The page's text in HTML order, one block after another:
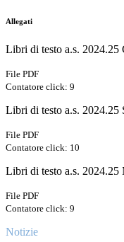
Allegati
Libri di testo a.s. 2024.25
File PDF
Contatore click: 9
Libri di testo a.s. 2024.25
File PDF
Contatore click: 10
Libri di testo a.s. 2024.25
File PDF
Contatore click: 9
Notizie